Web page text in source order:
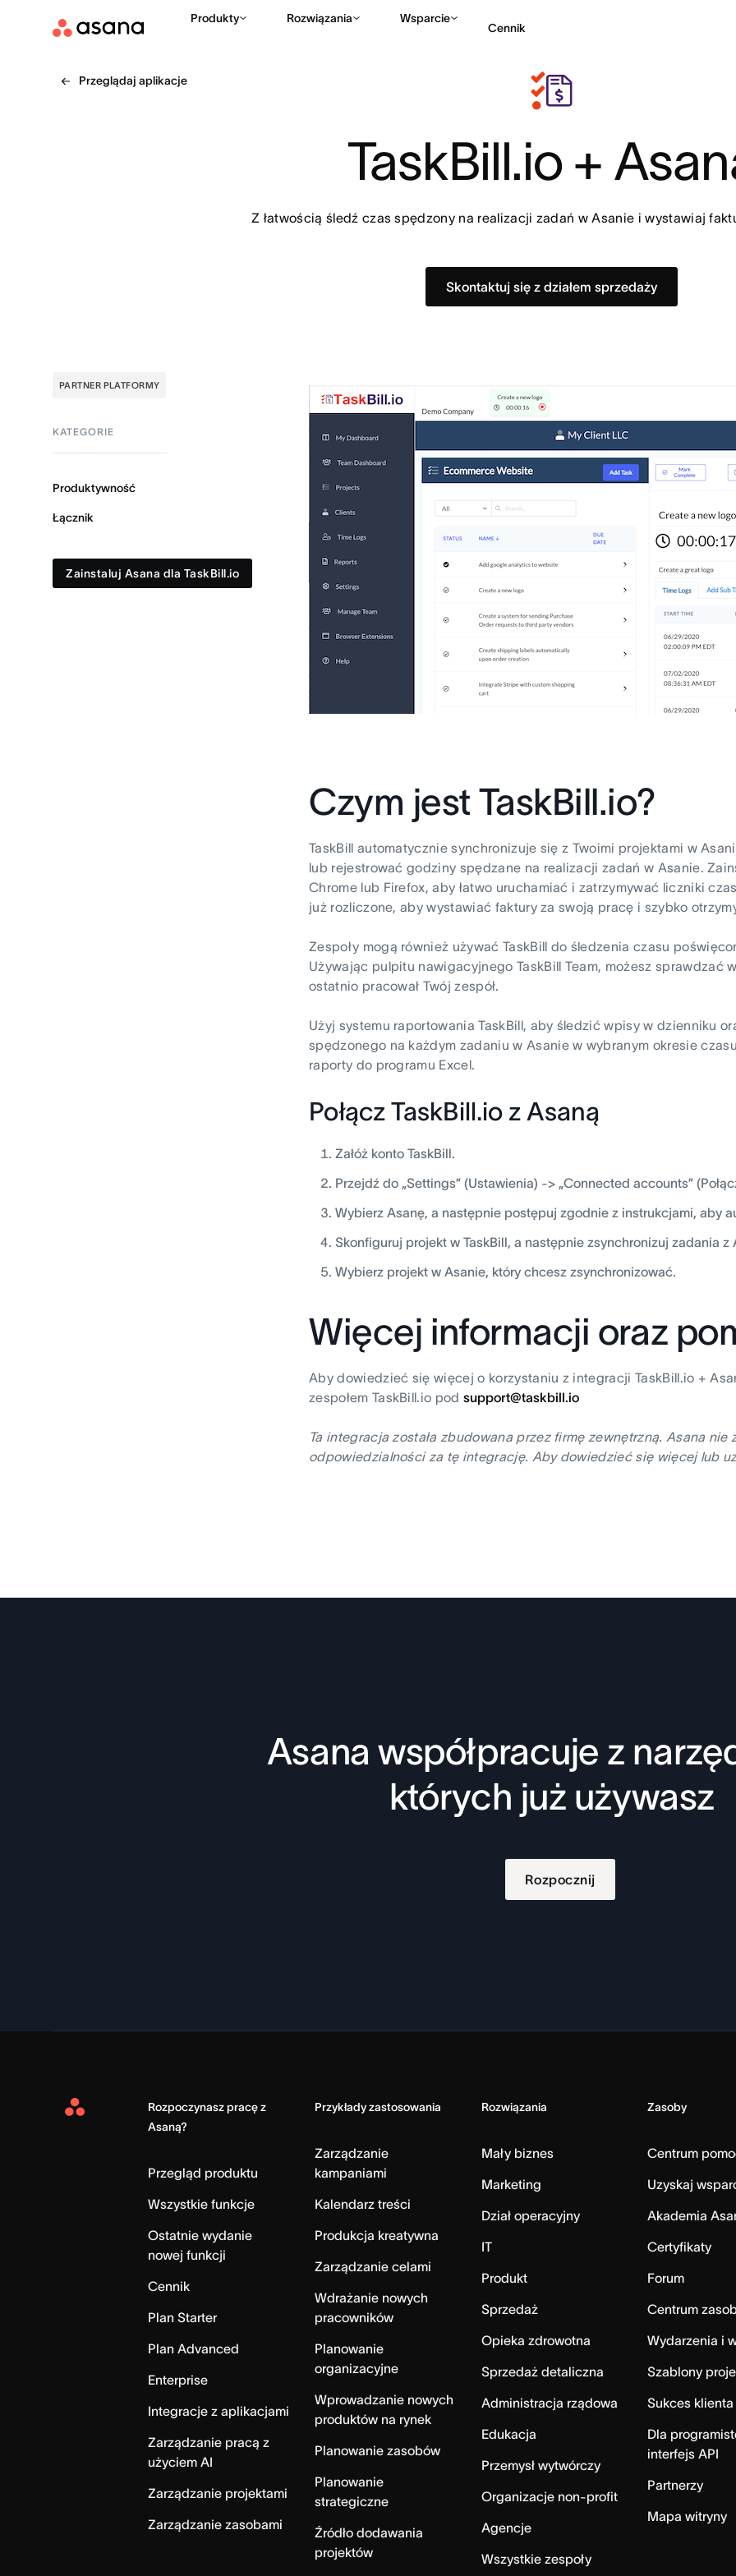
Produkty Rozwiązania Wsparcie
Cennik
Przeglądaj aplikacje
TaskBill.io +
Z łatwością śledź czas spędzony na realizacji zadań w Asanie i wystawiaj
Skontaktuj się z działem sprzedaży
PARTNER PLATFORMY
KATEGORIE
Produktywność
Łącznik
Zainstaluj Asana dla TaskBill.io
Czym jest TaskBill.io?
TaskBill automatycznie synchronizuje się z Twoimi projektami w
lub rejestrować godziny spędzane na realizacji zadań w Asanie.
Chrome lub Firefox, aby łatwo uruchamiać i zatrzymywać liczniki
już rozliczone, aby wystawiać faktury za swoją pracę i szybko
Zespoły mogą również używać TaskBill do śledzenia czasu
Używając pulpitu nawigacyjnego TaskBill Team, możesz sprawdzać
ostatnio pracował Twój zespół.
Użyj systemu raportowania TaskBill, aby śledzić wpisy w dzienniku
spędzonego na każdym zadaniu w Asanie w wybranym okresie
raporty do programu Excel.
Połącz TaskBill.io z Asaną
Załóż konto TaskBill.
Przejdź do „Settings” (Ustawienia) -> „Connected accounts”
Wybierz Asanę, a następnie postępuj zgodnie z instrukcjami, aby
Skonfiguruj projekt w TaskBill, a następnie zsynchronizuj zadania z
Wybierz projekt w Asanie, który chcesz zsynchronizować.
Więcej informacji oraz
Aby dowiedzieć się więcej o korzystaniu z integracji TaskBill.io +
zespołem TaskBill.io podsupport@taskbill.io
Ta integracja została zbudowana przez firmę zewnętrzną. Asana
odpowiedzialności za tę integrację. Aby dowiedzieć się więcej lub
Asana współpracuje z
których już używasz
Rozpocznij
Asana
Rozpoczynasz pracę z
Asaną?
Przegląd produktu
Wszystkie funkcje
Ostatnie wydanie
nowej funkcji
Cennik
Plan Starter
Plan Advanced
Enterprise
Integracje z aplikacjami
Zarządzanie pracą z
użyciem AI
Zarządzanie projektami
Zarządzanie zasobami
Przykłady zastosowania
Zarządzanie
kampaniami
Kalendarz treści
Produkcja kreatywna
Zarządzanie celami
Wdrażanie nowych
pracowników
Planowanie
organizacyjne
Wprowadzanie nowych
produktów na rynek
Planowanie zasobów
Planowanie
strategiczne
Źródło dodawania
projektów
Rozwiązania
Mały biznes
Marketing
Dział operacyjny
IT
Produkt
Sprzedaż
Opieka zdrowotna
Sprzedaż detaliczna
Administracja rządowa
Edukacja
Przemysł wytwórczy
Organizacje non-profit
Agencje
Wszystkie zespoły
Zasoby
Centrum
Uzyskaj
Akademia
Certyfikaty
Forum
Centrum
Wydarzenia i
Szablony
Sukces klienta
Dla
interfejs API
Partnerzy
Mapa witryny